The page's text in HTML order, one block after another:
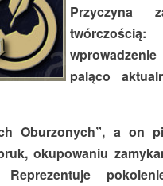
Przyczyna
paląco
Oburzonych”, a on
okupowaniu
Reprezentuje